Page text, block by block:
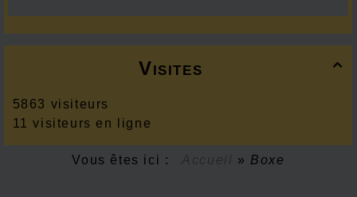

Visites
5863 visiteurs
11 visiteurs en ligne
Vous êtes ici : » Boxe